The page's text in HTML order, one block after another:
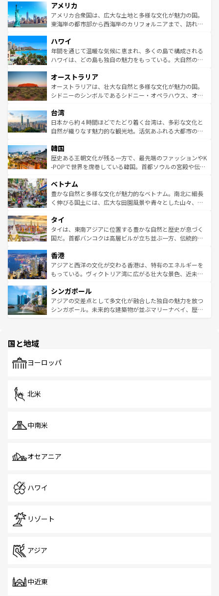
ンツ一覧を参照してほしい。
の建物がそのまま残る町や、スイスならではのユニークな
博物館もあり、アルプス観光だけでなく町歩きも満喫する
ことができる。国民の所得が高いため物価も高いが、旅行
ば市内交通費無料で観光を楽しむこともできる。 なお、新
着のスイス情報はコンテンツ一覧 を参照してほしい。
アメリカ
アメリカ合衆国は、広大な土地と多様な文化が魅力の国。
東海岸の都市部から西海岸のカリフォルニアまで、訪れる
のような巨大都市は、観光、ショッピング、エンターテイ
ンメントが詰まった刺激的なスポットだ。一方、アメリカ
西部には大自然が広がり、グランドキャニオンやイエロー
部のニューオーリンズでは、音楽と美食が融合した独特の
文化が魅力。旅行者はアメリカの各地域で異なる魅力を楽
しみながら、その多様性と豊かな歴史を感じることができ
ならではの贅沢な旅のスタイルだ。 なお、新着のアメリカ
情報はコンテンツ一覧を参照してほしい。
ハワイ
年間を通じて温暖な気候に恵まれ、多くの島で構成される
ハワイは、どの島も独自の魅力をもっている。大自然の神
ワイ島は見逃せない。また、定番の観光地といえばオアフ
島だが、静かな自然を求めるならマウイ島やカウアイ島が
おすすめ。エメラルドグリーンに輝く海をはじめ、豊かな
れるおもてなしの心で訪れる人々を迎えてくれるハワイの
人々、おいしいローカルフードやハワイアンミュージッ
ク、伝統的なフラダンスなど、すべてがハワイの魅力を彩
ワイを、存分に味わってほしい。 なお、新着のハワイ情報
はコンテンツ一覧を参照してほしい。
オーストラリア
オーストラリアは、壮大な自然と多様な文化が魅力の国。
シドニーのシンボルであるシドニー・オペラハウス、オー
リアリーフや大陸中央部にそびえるウルル（エアーズロッ
ク）、タスマニアの美しい原生林やケアンズの熱帯雨林な
ど、見どころがたくさん。また、カフェやワイン、オージ
いる。アクティビティも充実しており、サーフィンやダイ
ビング、ハイキングなど、アウトドア好きにはたまらな
い。オーストラリアの多彩な魅力を存分に味わいつくそ
参照してほしい。
台湾
日本から約４時間ほどでたどり着く台湾は、多彩な文化と
自然が織りなす魅力的な観光地。活気あふれる大都市の台
ン）、静ひつな山岳地帯である台湾東部など、都市の喧騒
と山間の静けさが共存しており、訪れる人に新しい発見と
驚きをもたらしてくれる。また、奥深い台湾の食文化も魅
容にもいいと評判のスイーツなど、バラエティ豊かな料理
が味わえる。 なお、新着の台湾情報は コンテンツ一覧を参
照してほしい。
韓国
歴史ある王朝文化が残る一方で、最先端のファッションやK
-POPで世界を席巻している韓国。首都ソウルの宮殿や伝統
き、地方に足を延ばせば四季折々の自然美を楽しむことが
できる。そして、キムチや焼肉、絶品のストリートフード
まで、さまざまな韓国料理が待っている。夜には、韓国な
リティに包まれながら、韓国の多彩な魅力を心ゆくまで味
わってみてほしい。 なお、新着の韓国情報はコンテンツ一
覧を参照してほしい。
ベトナム
豊かな自然と多様な文化が魅力的なベトナム。南北に細長
く伸びる国土には、広大な田園風景や青々とした山々、世
急速な発展と共に伝統が息づく。ハノイの古い町並みやホ
ーチミン市のフランス統治時代の建物も、独特の雰囲気を
醸し出している。また、バラエティの豊かさとおいしさで
とつ。フォーやバインミー、ベトナムコーヒーなどは、ぜ
ひ現地で味わいたい。どの地域を訪れてもあたたかい人々
が旅行者を迎えてくれるので、きっと忘れられない旅にな
参照してほしい。
タイ
タイは、東南アジアに位置する豊かな自然と歴史が息づく
国だ。首都バンコクは高層ビルが立ち並ぶ一方、伝統的な
の活気が交差している。北部ではチェンマイなどの山岳地
帯で自然と触れ合い、南部ではプーケットやクラビの美し
いビーチでリゾート気分を楽しむことができる。タイ料理
激する。気候は一年中温暖で、どの季節にも異なる楽しみ
が待っている。親しみやすいタイの人々、仏教を中心とし
た文化、そして多様な観光資源が、訪れる旅人を魅了し続
香港
アジアと西洋の文化が交わる香港は、特有のエネルギーを
もっている。ヴィクトリア湾に広がる壮大な景色、近未来
み、どこを訪れても感動するはず。観光スポットが密集し
ており、効率よく見どころを回れるのも魅力。息をのむよ
うな絶景から文化的な体験まで、香港を存分に楽しみ尽く
シンガポール
アジアの交差点として多文化が融合した独自の魅力を放つ
シンガポール。未来的な建築物が並ぶマリーナベイ、歴史
で、ホーカーズは地元の風情を楽しめる外せないスポット
国と地域
ヨーロッパ
北米
中南米
オセアニア
ハワイ
リゾート
アジア
中近東